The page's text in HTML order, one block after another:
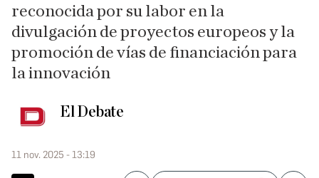
reconocida por su labor en la
divulgación de proyectos europeos y la
promoción de vías de financiación para
la innovación
El Debate
11 nov. 2025 - 13:19